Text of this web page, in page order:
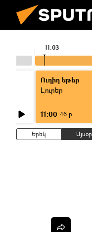
11:03
Ուղիղ եթեր
Լուրեր
11:00 46 ր
Երեկ Այսօր